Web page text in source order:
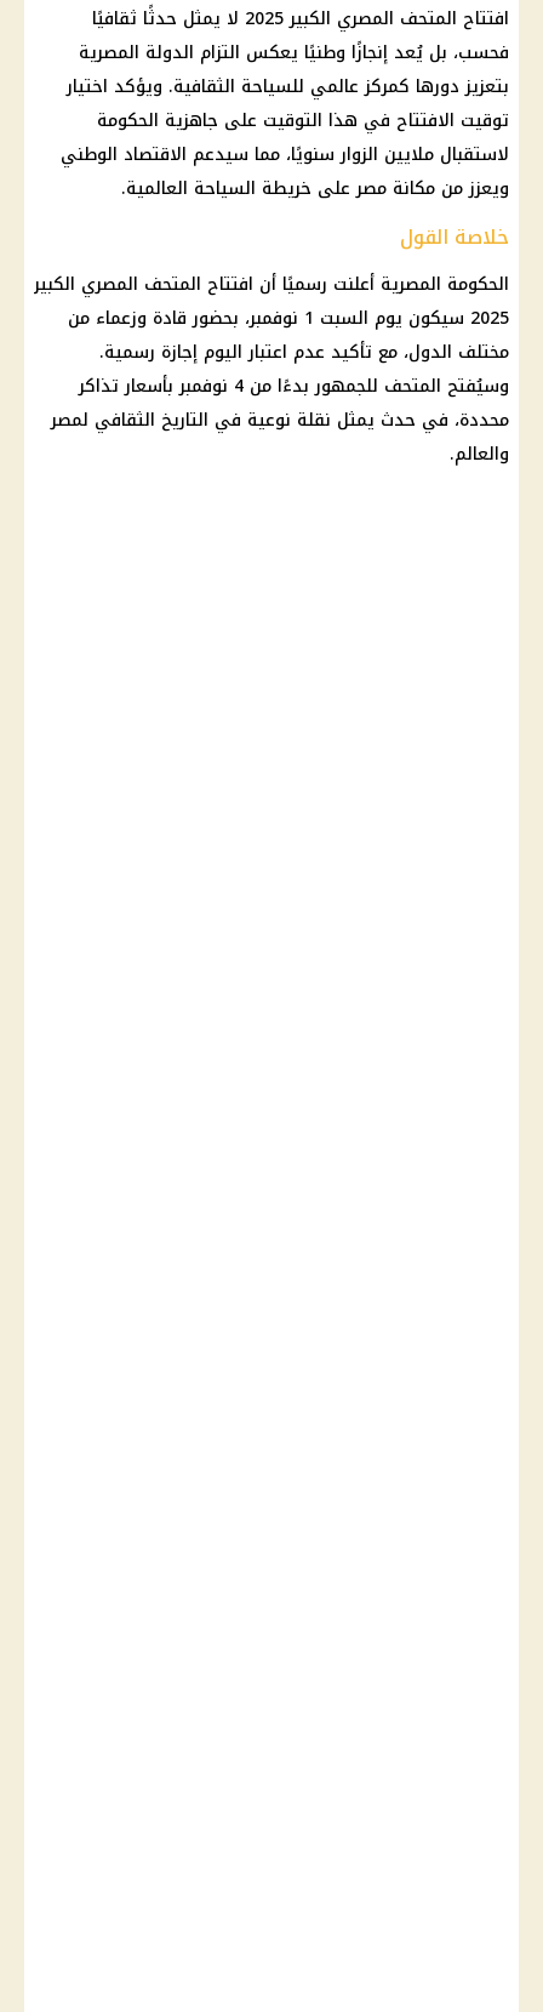
افتتاح المتحف المصري الكبير 2025 لا يمثل حدثًا ثقافيًا
فحسب، بل يُعد إنجازًا وطنيًا يعكس التزام الدولة المصرية
بتعزيز دورها كمركز عالمي للسياحة الثقافية. ويؤكد اختيار
توقيت الافتتاح في هذا التوقيت على جاهزية الحكومة
لاستقبال ملايين الزوار سنويًا، مما سيدعم الاقتصاد الوطني
ويعزز من مكانة مصر على خريطة السياحة العالمية.
خلاصة القول
الحكومة المصرية أعلنت رسميًا أن افتتاح المتحف المصري الكبير
2025 سيكون يوم السبت 1 نوفمبر، بحضور قادة وزعماء من
مختلف الدول، مع تأكيد عدم اعتبار اليوم إجازة رسمية.
وسيُفتح المتحف للجمهور بدءًا من 4 نوفمبر بأسعار تذاكر
محددة، في حدث يمثل نقلة نوعية في التاريخ الثقافي لمصر
والعالم.